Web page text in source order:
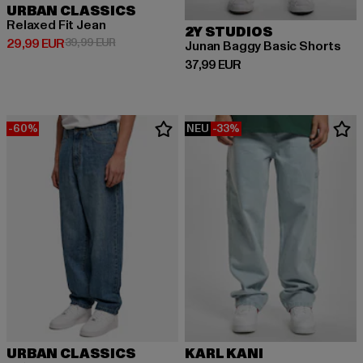
URBAN CLASSICS
Relaxed Fit Jean
29,99 EUR
Derzeitiger Preis: 29,99 EUR
39,99 EURAktionspreis: 39,99 EUR
2Y STUDIOS
Junan Baggy Basic Shorts
37,99 EUR
Derzeitiger Preis: 37,99 EUR
-60%
URBAN CLASSICS
NEU -33%
KARL KANI